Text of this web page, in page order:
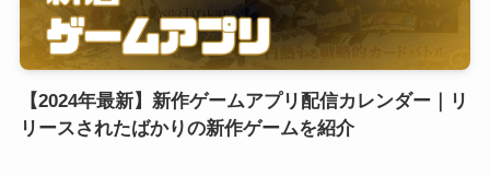
【2024年最新】新作ゲームアプリ配信カレンダー｜リ
リースされたばかりの新作ゲームを紹介